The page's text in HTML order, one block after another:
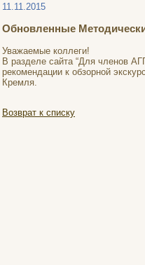
11.11.2015
Обновленные
Уважаемые коллеги!
В разделе сайта “Для членов
рекомендации к обзорной
Кремля.
Возврат к списку